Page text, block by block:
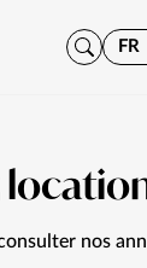
FR
nos